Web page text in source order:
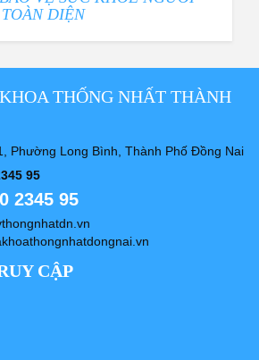
DIỆN
THỐNG NHẤT THÀNH
Phường Long Bình, Thành Phố Đồng Nai
95
2345 95
CẬP